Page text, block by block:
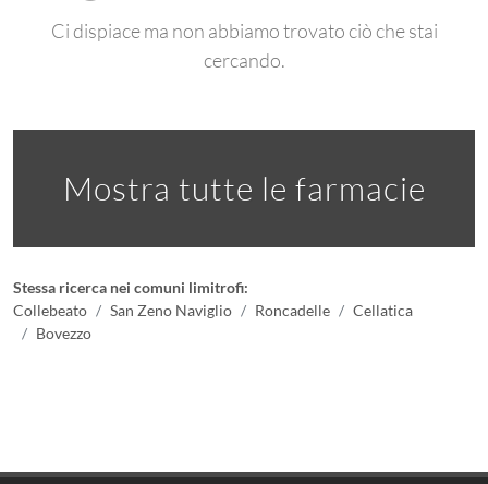
Ci dispiace ma non abbiamo trovato ciò che stai
cercando.
Mostra tutte le farmacie
Stessa ricerca nei comuni limitrofi:
Collebeato
San Zeno Naviglio Roncadelle
Cellatica
Bovezzo